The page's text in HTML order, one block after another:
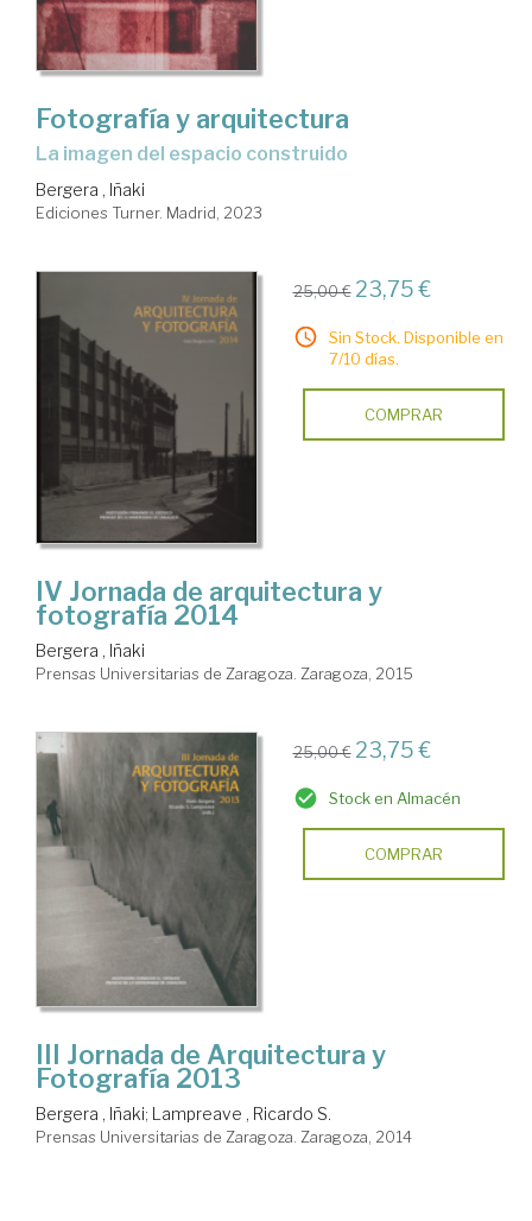
Fotografía y arquitectura
la imagen del espacio construido
Bergera , Iñaki
Ediciones Turner. Madrid, 2023
25,00 € 23,75 €
Sin Stock. Disponible en
7/10 días.
COMPRAR
IV Jornada de arquitectura y
fotografía 2014
Bergera , Iñaki
Prensas Universitarias de Zaragoza. Zaragoza, 2015
25,00 € 23,75 €
Stock en Almacén
COMPRAR
III Jornada de Arquitectura y
Fotografía 2013
Bergera , Iñaki; Lampreave , Ricardo S.
Prensas Universitarias de Zaragoza. Zaragoza, 2014